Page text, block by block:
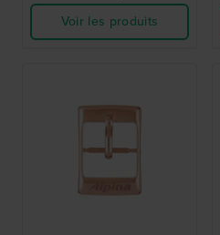
Voir les produits